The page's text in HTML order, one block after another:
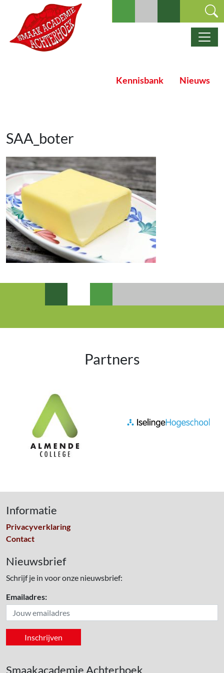
Ga naar de inhoud
Hoofdnavigatie
Kennisbank Nieuws
SAA_boter
Partners
Informatie
Privacyverklaring
Contact
Nieuwsbrief
Schrijf je in voor onze nieuwsbrief:
Emailadres:
Smaakacademie Achterhoek